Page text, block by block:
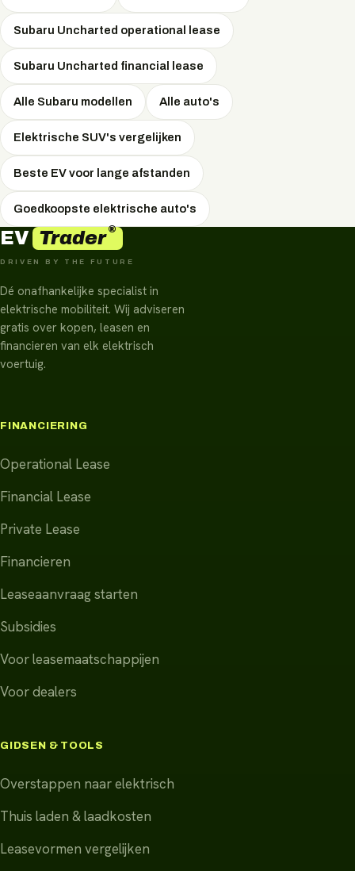
zakelijke vormen met fiscale voordelen. Welke vorm het
voordeligst is, hangt af van uw situatie — EVTrader
adviseert onafhankelijk en onderhandelt de scherpste
prijs.
Subaru Uncharted operational lease
Subaru Uncharted financial lease
Alle Subaru modellen Alle auto's
Elektrische SUV's vergelijken
Beste EV voor lange afstanden
Goedkoopste elektrische auto's
EV Trader®
DRIVEN BY THE FUTURE
Dé onafhankelijke specialist in
elektrische mobiliteit. Wij adviseren
gratis over kopen, leasen en
financieren van elk elektrisch
voertuig.
FINANCIERING
Operational Lease
Financial Lease
Private Lease
Financieren
Leaseaanvraag starten
Subsidies
Voor leasemaatschappijen
Voor dealers
GIDSEN & TOOLS
Overstappen naar elektrisch
Thuis laden & laadkosten
Leasevormen vergelijken